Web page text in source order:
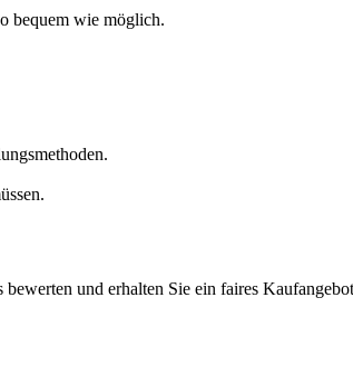
bequem wie möglich.
und erhalten Sie ein faires